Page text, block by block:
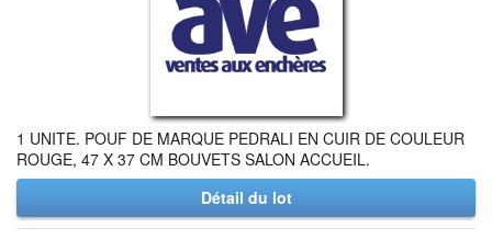
1 UNITE. POUF DE MARQUE PEDRALI EN CUIR DE COULEUR
ROUGE, 47 X 37 CM BOUVETS SALON ACCUEIL.
Détail du lot